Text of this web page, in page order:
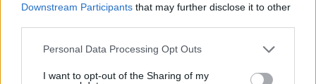
Downstream Participants that may further disclose it to other
Please note that this website/app uses one or more Google
not limited to your visit or usage behaviour. You may click to
Personal Data Processing Opt Outs
I want to opt-out of the Sharing of my
ΑΠΑΝΤΗΣΗ
11.06.2026, 16:24